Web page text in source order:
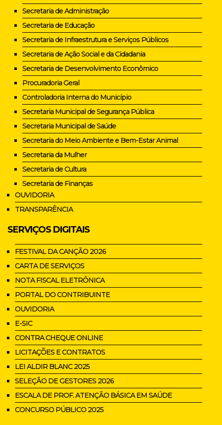
Secretaria de Administração
Secretaria de Educação
Secretaria de Infraestrutura e Serviços Públicos
Secretaria de Ação Social e da Cidadania
Secretaria de Desenvolvimento Econômico
Procuradoria Geral
Controladoria Interna do Município
Secretaria Municipal de Segurança Pública
Secretaria Municipal de Saúde
Secretaria do Meio Ambiente e Bem-Estar Animal
Secretaria da Mulher
Secretaria de Cultura
Secretaria de Finanças
OUVIDORIA
TRANSPARÊNCIA
SERVIÇOS DIGITAIS
FESTIVAL DA CANÇÃO 2026
CARTA DE SERVIÇOS
NOTA FISCAL ELETRÔNICA
PORTAL DO CONTRIBUINTE
OUVIDORIA
E-SIC
CONTRA CHEQUE ONLINE
LICITAÇÕES E CONTRATOS
LEI ALDIR BLANC 2025
SELEÇÃO DE GESTORES 2026
ESCALA DE PROF. ATENÇÃO BÁSICA EM SAÚDE
CONCURSO PÚBLICO 2025